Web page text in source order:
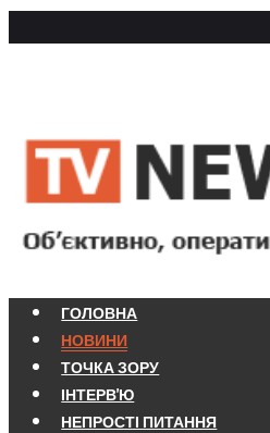
ГОЛОВНА
НОВИНИ
ТОЧКА ЗОРУ
ІНТЕРВ'Ю
НЕПРОСТІ ПИТАННЯ